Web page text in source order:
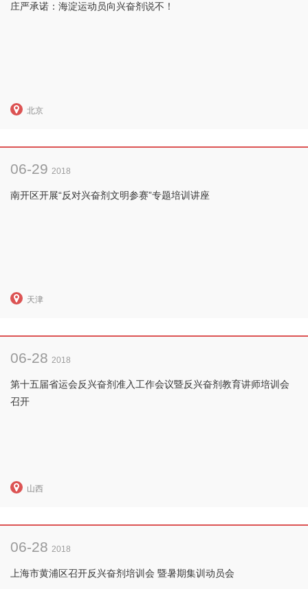
庄严承诺：海淀运动员向兴奋剂说不！
北京
06-29 2018
南开区开展“反对兴奋剂文明参赛”专题培训讲座
天津
06-28 2018
第十五届省运会反兴奋剂准入工作会议暨反兴奋剂教育讲师培训会
召开
山西
06-28 2018
上海市黄浦区召开反兴奋剂培训会 暨暑期集训动员会